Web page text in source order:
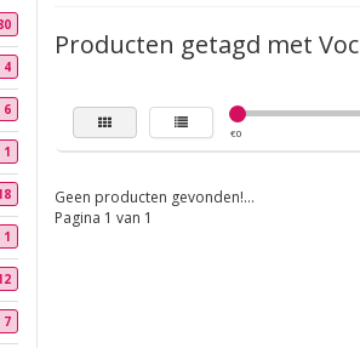
4
6
1
1
7
Producten getagd met
€0
Geen producten gevonden!...
Pagina 1 van 1